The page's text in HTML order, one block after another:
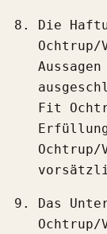
Die
Fit
Das